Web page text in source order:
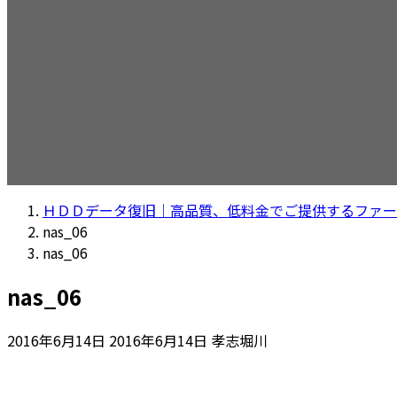
ＨＤＤデータ復旧｜高品質、低料金でご提供するファ
nas_06
nas_06
nas_06
2016年6月14日 最
2016年6月14日 孝志堀川